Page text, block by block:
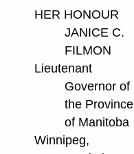
HER HONOUR
JANICE C.
FILMON
Lieutenant
Governor of
the Province
of Manitoba
Winnipeg,